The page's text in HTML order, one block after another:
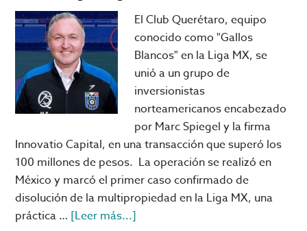
saber
del
enfrentamiento
histórico
femenil
El Club Querétaro, equipo
conocido como "Gallos
Blancos" en la Liga MX, se
unió a un grupo de
inversionistas
norteamericanos encabezado
por Marc Spiegel y la firma
Innovatio Capital, en una transacción que superó los
100 millones de pesos. La operación se realizó en
México y marcó el primer caso confirmado de
disolución de la multipropiedad en la Liga MX, una
práctica … [Leer más...]